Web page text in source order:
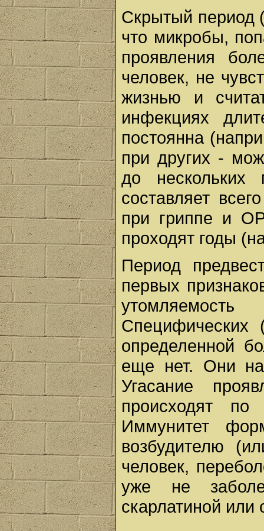
Скрытый период
что микробы,
проявления
человек, не
жизнью и
инфекциях
постоянна
при других -
до нескольких
составляет
при гриппе и
проходят годы
Период
первых
Специфических
определенной
еще нет. Они
Угасание
происходят
Иммунитет
возбудителю
человек,
уже не
скарлатиной или